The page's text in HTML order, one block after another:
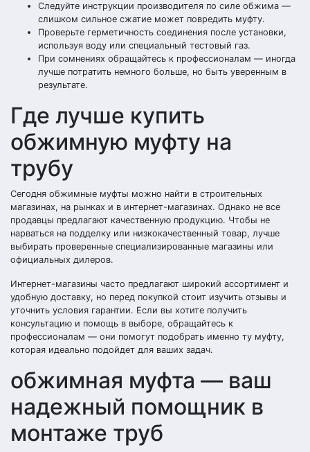
Следуйте инструкции производителя по силе обжима —
слишком сильное сжатие может повредить муфту.
Проверьте герметичность соединения после установки,
используя воду или специальный тестовый газ.
При сомнениях обращайтесь к профессионалам — иногда
лучше потратить немного больше, но быть уверенным в
результате.
Где лучше купить
обжимную муфту на
трубу
Сегодня обжимные муфты можно найти в строительных
магазинах, на рынках и в интернет-магазинах. Однако не все
продавцы предлагают качественную продукцию. Чтобы не
нарваться на подделку или низкокачественный товар, лучше
выбирать проверенные специализированные магазины или
официальных дилеров.
Интернет-магазины часто предлагают широкий ассортимент и
удобную доставку, но перед покупкой стоит изучить отзывы и
уточнить условия гарантии. Если вы хотите получить
консультацию и помощь в выборе, обращайтесь к
профессионалам — они помогут подобрать именно ту муфту,
которая идеально подойдет для ваших задач.
обжимная муфта — ваш
надежный помощник в
монтаже труб